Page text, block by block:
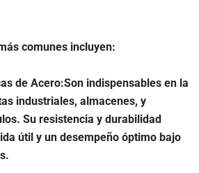
comunes incluyen:
de Acero:Son indispensables en la
industriales, almacenes, y
Su resistencia y durabilidad
útil y un desempeño óptimo bajo